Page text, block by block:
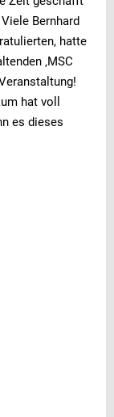
Bernhard
hatte
‚MSC
hat voll
es dieses